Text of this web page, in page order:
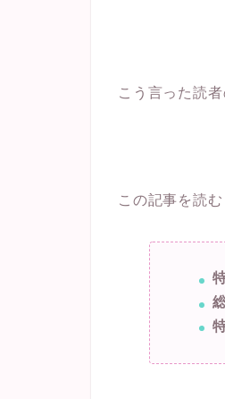
こう言った読
この記事を読む